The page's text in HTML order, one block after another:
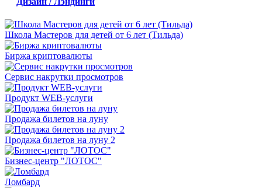
Школа Мастеров для детей от 6 лет (Тильда)
Биржа криптовалюты
Сервис накрутки просмотров
Продукт WEB-услуги
Продажа билетов на луну
Продажа билетов на луну 2
Бизнес-центр "ЛОТОС"
Ломбард